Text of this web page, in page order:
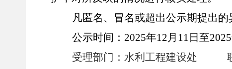
凡匿名、冒名或超出公示期提出的
公示时间： 2025年12月 11 日至2025
受理部门：水利工程建设处